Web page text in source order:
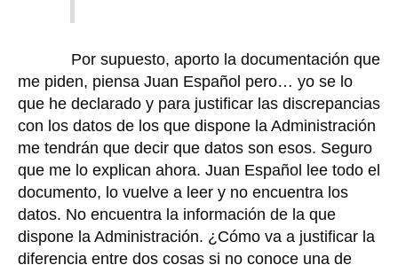
Por supuesto, aporto la documentación que
me piden, piensa Juan Español pero… yo se lo
que he declarado y para justificar las discrepancias
con los datos de los que dispone la Administración
me tendrán que decir que datos son esos. Seguro
que me lo explican ahora. Juan Español lee todo el
documento, lo vuelve a leer y no encuentra los
datos. No encuentra la información de la que
dispone la Administración. ¿Cómo va a justificar la
diferencia entre dos cosas si no conoce una de